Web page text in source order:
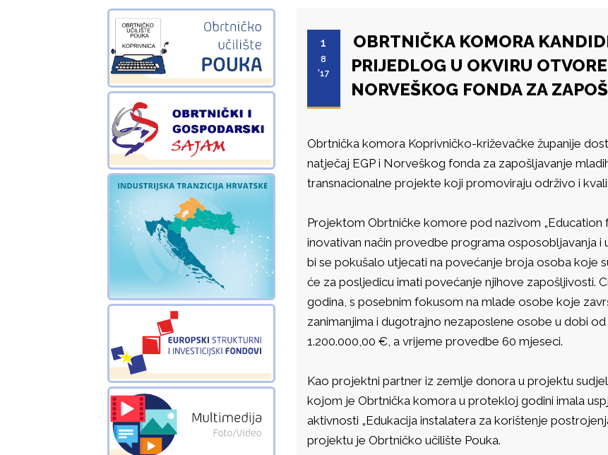
1
8
'17
OBRTNIČKA KOMORA
PRIJEDLOG U OKVIRU
NORVEŠKOG FONDA ZA
Obrtnička komora Koprivničko-križevačke županije
natječaj EGP i Norveškog fonda za zapošljavanje
transnacionalne projekte koji promoviraju održivo i
Projektom Obrtničke komore pod nazivom „Education
inovativan način provedbe programa osposobljavanja i
bi se pokušalo utjecati na povećanje broja osoba koje
će za posljedicu imati povećanje njihove zapošljivosti.
godina, s posebnim fokusom na mlade osobe koje
zanimanjima i dugotrajno nezaposlene osobe u dobi
1.200.000,00 €, a vrijeme provedbe 60 mjeseci.
Kao projektni partner iz zemlje donora u projektu
kojom je Obrtnička komora u protekloj godini imala
aktivnosti „Edukacija instalatera za korištenje
projektu je Obrtničko učilište Pouka.